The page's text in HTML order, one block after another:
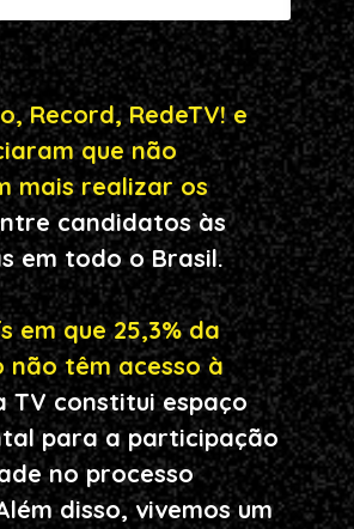
Record, RedeTV! e
que não
mais realizar os
candidatos às
em todo o Brasil.
em que 25,3% da
não têm acesso à
TV constitui espaço
para a participação
no processo
eleitoral. Além disso, vivemos um